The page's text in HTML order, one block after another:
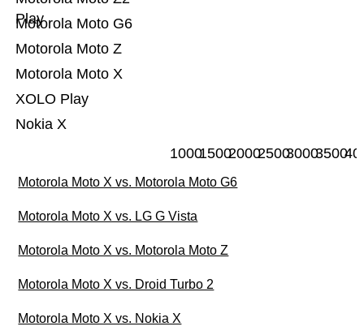
Nokia X
XOLO Play
Motorola Moto X
Motorola Moto Z
Motorola Moto G6
Play
100015002000250030003500
Motorola Moto X vs. Motorola Moto G6
Motorola Moto X vs. LG G Vista
Motorola Moto X vs. Motorola Moto Z
Motorola Moto X vs. Droid Turbo 2
Motorola Moto X vs. Nokia X